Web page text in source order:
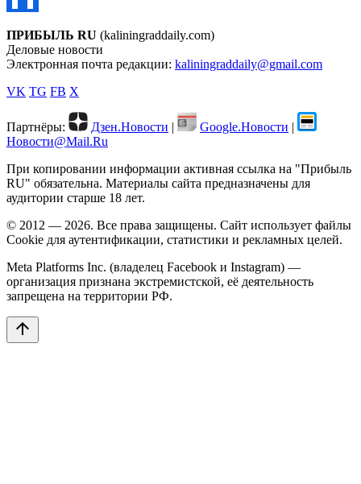
ПРИБЫЛЬ RU (kaliningraddaily.com)
Деловые новости
Электронная почта редакции: kaliningraddaily@gmail.com
VK TG FB X
Партнёры: Дзен.Новости | Google.Новости |
Новости@Mail.Ru
При копировании информации активная ссылка на "Прибыль
RU" обязательна. Материалы сайта предназначены для
аудитории старше 18 лет.
© 2012 — 2026. Все права защищены. Сайт использует файлы
Cookie для аутентификации, статистики и рекламных целей.
Meta Platforms Inc. (владелец Facebook и Instagram) —
организация признана экстремистской, её деятельность
запрещена на территории РФ.
arrow_upward